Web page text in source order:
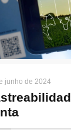
junho de 2024